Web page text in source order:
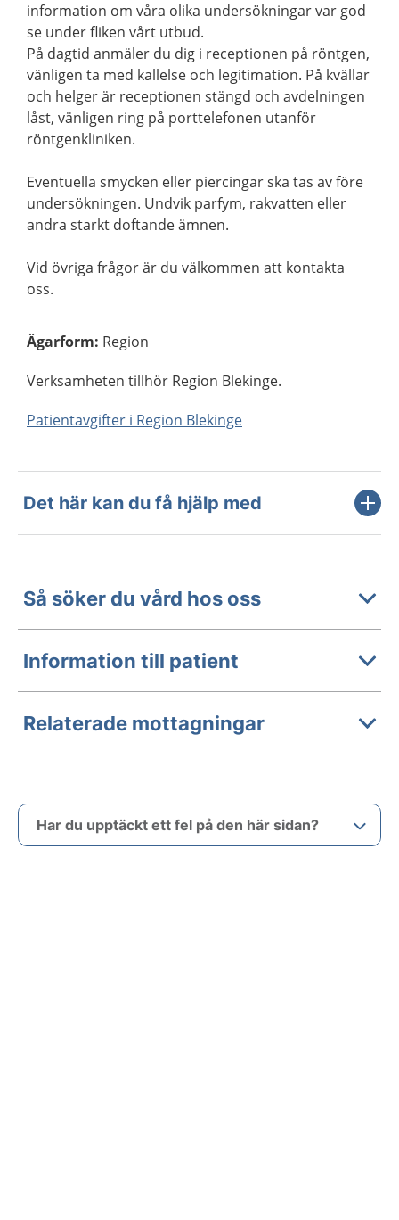
information om våra olika undersökningar var god
se under fliken vårt utbud.
På dagtid anmäler du dig i receptionen på röntgen,
vänligen ta med kallelse och legitimation. På kvällar
och helger är receptionen stängd och avdelningen
låst, vänligen ring på porttelefonen utanför
röntgenkliniken.
Eventuella smycken eller piercingar ska tas av före
undersökningen. Undvik parfym, rakvatten eller
andra starkt doftande ämnen.
Vid övriga frågor är du välkommen att kontakta
oss.
Ägarform: Region
Verksamheten tillhör Region Blekinge.
Patientavgifter i Region Blekinge
Det här kan du få hjälp med
Så söker du vård hos oss
Information till patient
Relaterade mottagningar
Har du upptäckt ett fel på den här sidan?